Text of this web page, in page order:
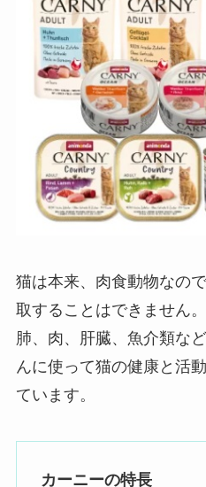
猫は本来、肉食動物なの
取することはできません
肺、肉、肝臓、魚介類な
んに使って猫の健康と活
ています。
カーニーの特長